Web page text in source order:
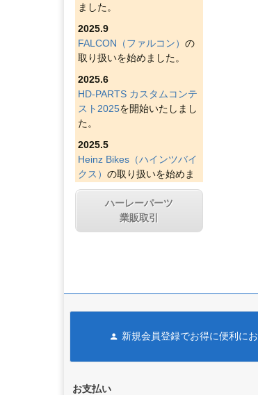
ました。
2025.9
FALCON（ファルコン） の
取り扱いを始めました。
2025.6
HD-PARTS カスタムコンテ
スト2025を開始いたしまし
た。
2025.5
Heinz Bikes（ハインツバイ
クス） の取り扱いを始めま
した。
2025.4
Figurati Designs（フィグラ
D&D エキゾースト（ディー
た。
ハーレーパーツ
業販取引
新規会員登録でお得に便利に
お支払い